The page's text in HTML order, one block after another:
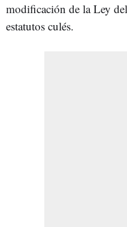
modificación de la Ley
estatutos culés.